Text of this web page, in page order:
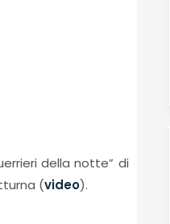
della notte” di
(video).